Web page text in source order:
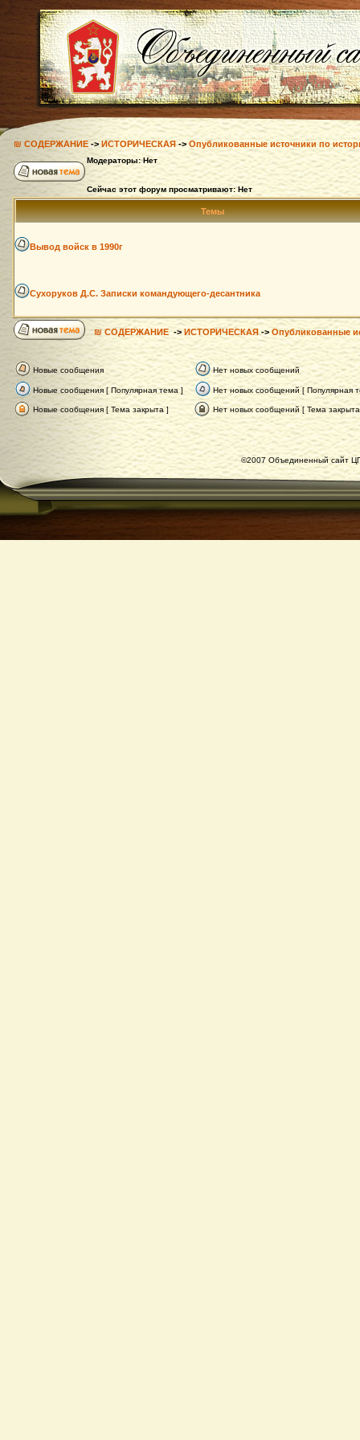
₪ СОДЕРЖАНИЕ-> ИСТОРИЧЕСКАЯ->Опубликованные источники по
Модераторы: Нет
Сейчас этот форум просматривают: Нет
Темы
Вывод войск в 1990г
Сухоруков Д.С. Записки командующего-десантника
₪ СОДЕРЖАНИЕ -> ИСТОРИЧЕСКАЯ-> Опубликованные
Новые сообщения Нет новых сообщений
Новые сообщения [ Популярная тема ] Нет новых сообщений [ Популярная
Новые сообщения [ Тема закрыта ] Нет новых сообщений [ Тема
©2007 Объединенный сайт